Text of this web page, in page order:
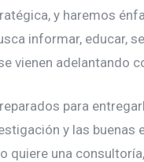
y haremos
informar, educar,
vienen adelantando
para
y las
quiere una